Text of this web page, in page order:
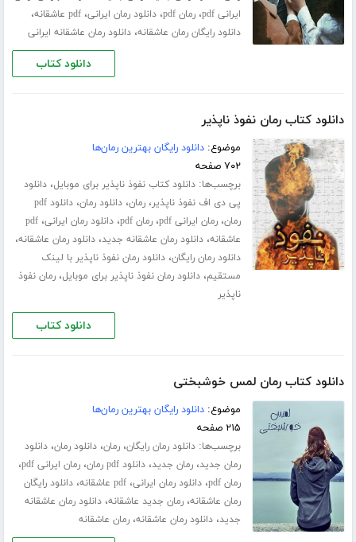
ایرانی pdf
،رمان pdf ،دانلود رمان ایرانی،pdf عاشقانه ،
دانلود رایگان رمان عاشقانه،دانلود رمان عاشقانه ایرانی
دانلود کتاب
دانلود کتاب رمان نفوذ ناپذیر
موضوع:دانلود رایگان بهترین رمان‌ها
۷۰۲ صفحه
برچسب‌ها:دانلود کتاب نفوذ ناپذیر برای موبایل،دانلود
پی دی اف نفوذ ناپذیر،رمان،دانلود رمان،
دانلود pdf
رمان،رمان ایرانی pdf ،رمان pdf ،دانلود رمان ایرانی،pdf
عاشقانه،دانلود رمان عاشقانه جدید،دانلود رمان عاشقانه،
دانلود رمان رایگان،دانلود رمان نفوذ ناپذیر با لینک
مستقیم،دانلود رمان نفوذ ناپذیر برای موبایل،رمان نفوذ
ناپذیر
دانلود کتاب
دانلود کتاب رمان لمس خوشبختی
موضوع:دانلود رایگان بهترین رمان‌ها
۲۱۵ صفحه
برچسب‌ها:دانلود رمان رایگان،رمان،دانلود رمان،دانلود
رمان جدید،رمان جدید،دانلود pdf رمان ،رمان ایرانی pdf ،
رمان pdf ،دانلود رمان ایرانی،pdf عاشقانه ،دانلود رایگان
رمان عاشقانه،رمان جدید عاشقانه،دانلود رمان عاشقانه
جدید،دانلود رمان عاشقانه،رمان عاشقانه